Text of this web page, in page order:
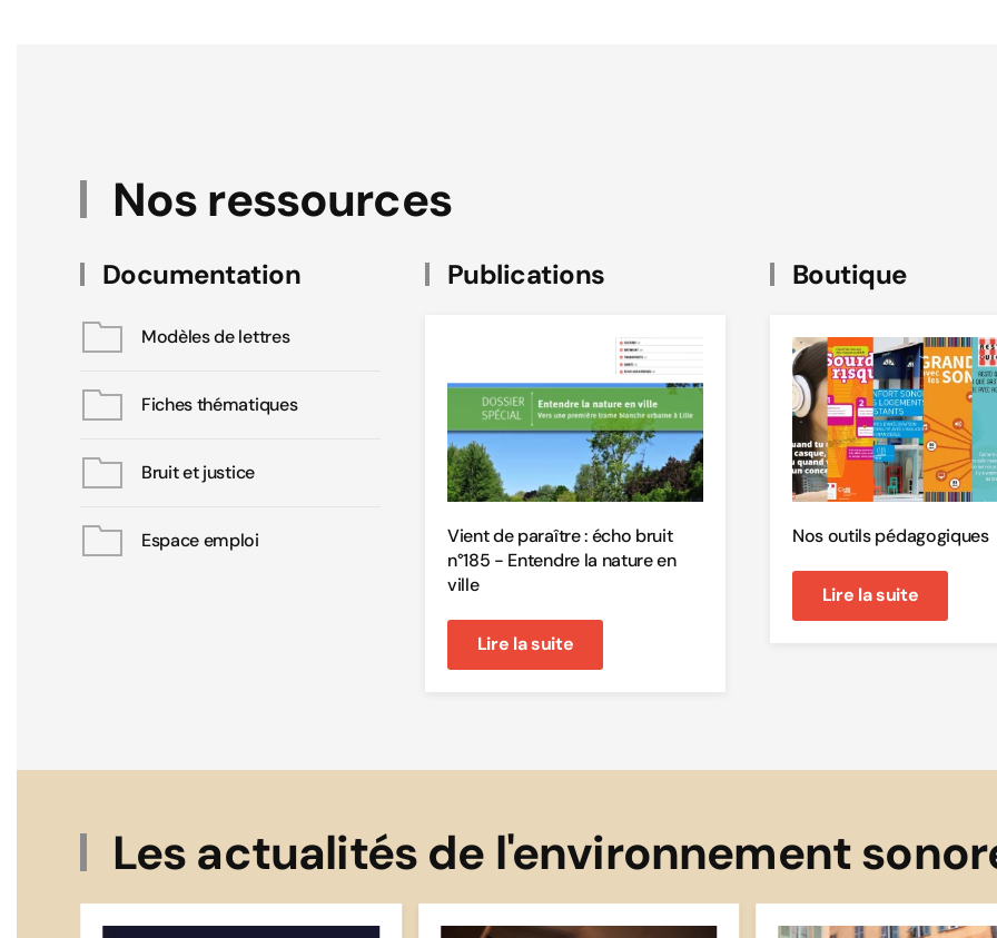
Nos ressources
Documentation
Modèles de lettres
Fiches thématiques
Bruit et justice
Espace emploi
Publications
Vient de paraître : écho bruit
n°185 - Entendre la nature en
ville
Lire la suite
Boutique
Nos outils pédagogiques
Lire la suite
Les actualités de l'environnement